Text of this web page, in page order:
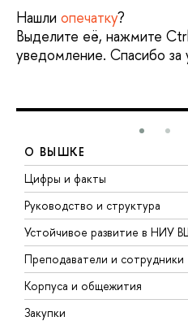
Нашли опечатку?
Выделите её, нажмите
уведомление. Спасибо за
О ВЫШКЕ
Цифры и факты
Руководство и структура
Устойчивое развитие в НИУ
Преподаватели и сотрудники
Корпуса и общежития
Закупки